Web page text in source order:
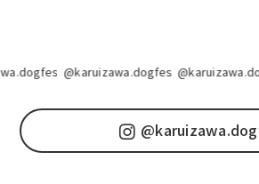
@karuizawa.dogfes